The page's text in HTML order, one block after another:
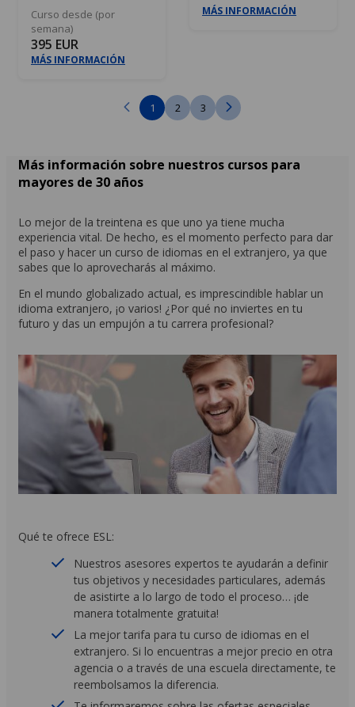
Curso desde (por
semana)
395 EUR
MÁS INFORMACIÓN
MÁS INFORMACIÓN
1 2 3
Más información sobre nuestros cursos para
mayores de 30 años
Lo mejor de la treintena es que uno ya tiene mucha
experiencia vital. De hecho, es el momento perfecto para dar
el paso y hacer un curso de idiomas en el extranjero, ya que
sabes que lo aprovecharás al máximo.
En el mundo globalizado actual, es imprescindible hablar un
idioma extranjero, ¡o varios! ¿Por qué no inviertes en tu
futuro y das un empujón a tu carrera profesional?
Qué te ofrece ESL:
Nuestros asesores expertos te ayudarán a definir
tus objetivos y necesidades particulares, además
de asistirte a lo largo de todo el proceso… ¡de
manera totalmente gratuita!
La mejor tarifa para tu curso de idiomas en el
extranjero. Si lo encuentras a mejor precio en otra
agencia o a través de una escuela directamente, te
reembolsamos la diferencia.